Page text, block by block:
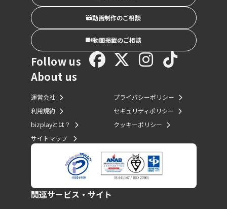
動画制作のご相談
動画掲載のご相談
Follow us
About us
運営会社
利用規約
bizplayとは？
サイトマップ
プライバシーポリシー
セキュリティポリシー
クッキーポリシー
関連サービス・サイト